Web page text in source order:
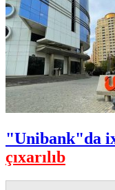
"Unibank"da
çıxarılıb